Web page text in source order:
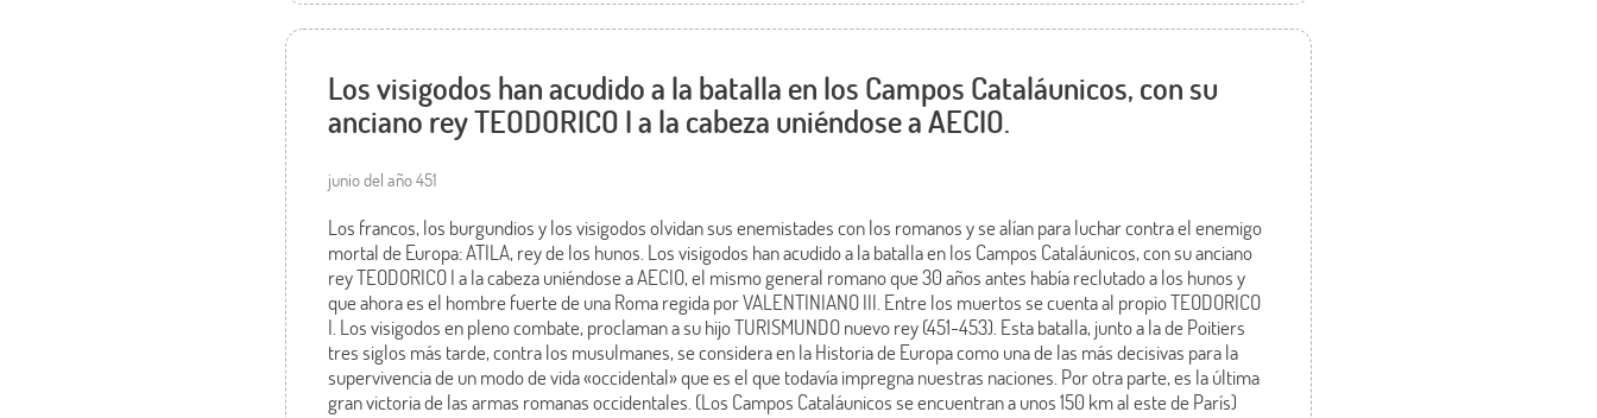
Los visigodos han acudido a la batalla en los Campos Cataláunicos, con su
anciano rey TEODORICO I a la cabeza uniéndose a AECIO.
junio del año 451
Los francos, los burgundios y los visigodos olvidan sus enemistades con los romanos y se alían para luchar contra el enemigo
mortal de Europa: ATILA, rey de los hunos. Los visigodos han acudido a la batalla en los Campos Cataláunicos, con su anciano
rey TEODORICO I a la cabeza uniéndose a AECIO, el mismo general romano que 30 años antes había reclutado a los hunos y
que ahora es el hombre fuerte de una Roma regida por VALENTINIANO III. Entre los muertos se cuenta al propio TEODORICO
I. Los visigodos en pleno combate, proclaman a su hijo TURISMUNDO nuevo rey (451-453). Esta batalla, junto a la de Poitiers
tres siglos más tarde, contra los musulmanes, se considera en la Historia de Europa como una de las más decisivas para la
supervivencia de un modo de vida «occidental» que es el que todavía impregna nuestras naciones. Por otra parte, es la última
gran victoria de las armas romanas occidentales. (Los Campos Cataláunicos se encuentran a unos 150 km al este de París)